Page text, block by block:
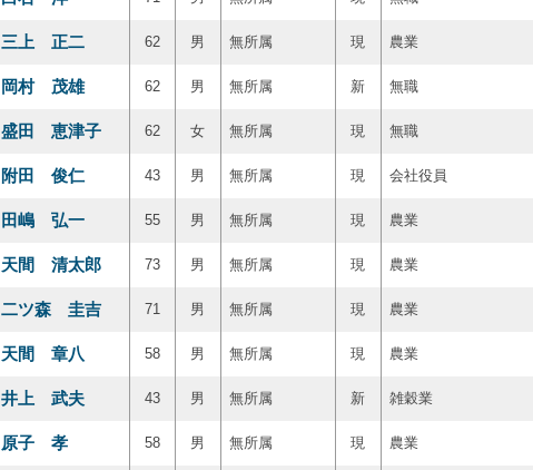
三上 正二 62 男 無所属 現 農業
岡村 茂雄 62 男 無所属 新 無職
盛田 恵津子 62 女 無所属 現 無職
附田 俊仁 43 男 無所属 現 会社役員
田嶋 弘一 55 男 無所属 現 農業
天間 清太郎 73 男 無所属 現 農業
二ツ森 圭吉 71 男 無所属 現 農業
天間 章八 58 男 無所属 現 農業
井上 武夫 43 男 無所属 新 雑穀業
原子 孝 58 男 無所属 現 農業